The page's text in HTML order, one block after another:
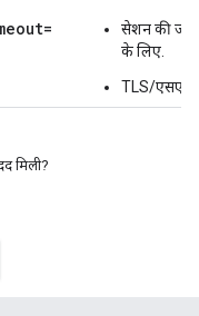
सेशन की
के लिए.
TLS/
मिली?